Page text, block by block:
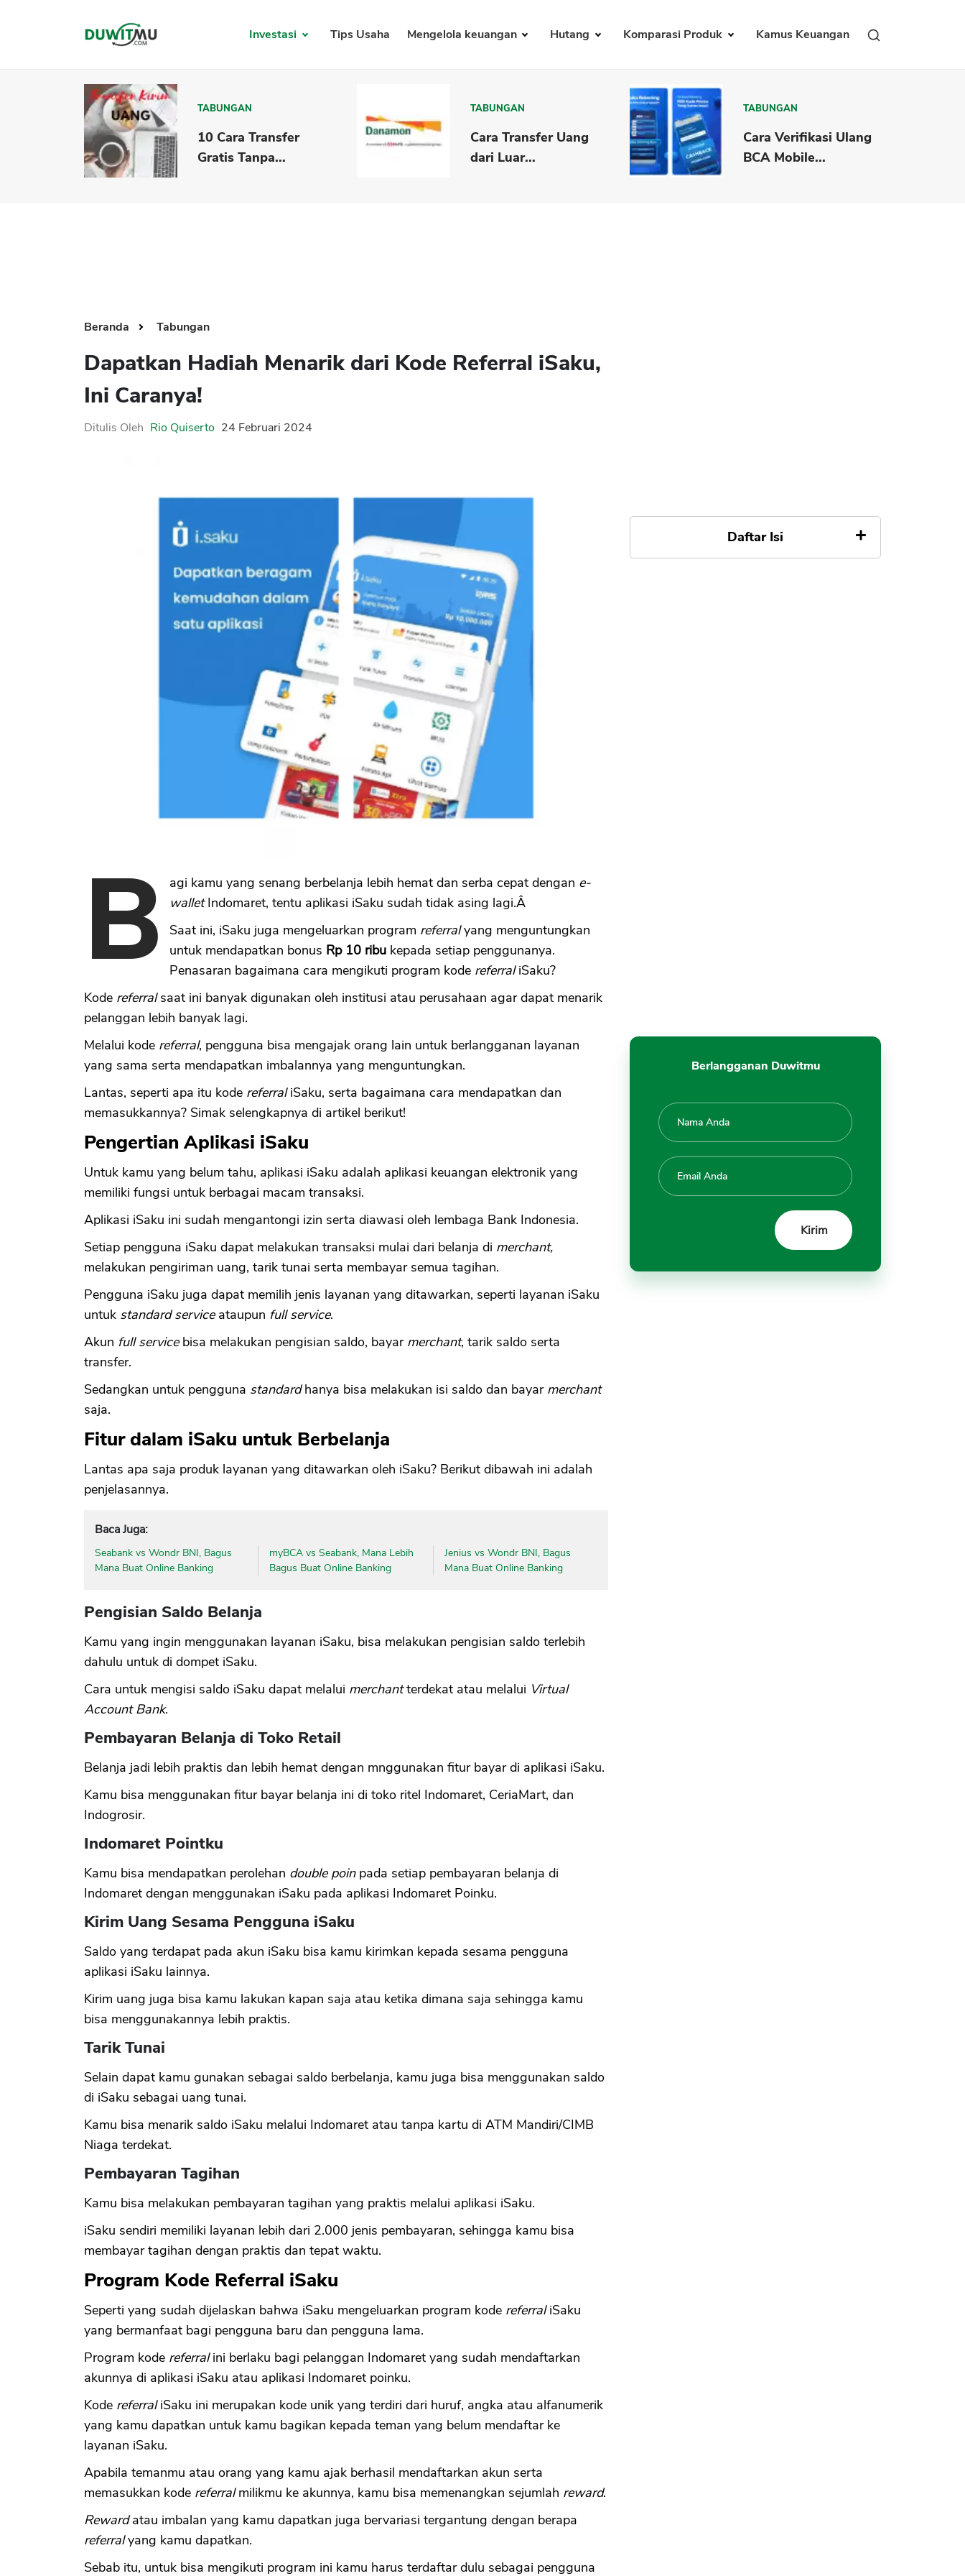
Investasi Tips Usaha Mengelola keuangan Hutang Komparasi Produk Kamus Keuangan
TABUNGAN
10 Cara Transfer
Gratis Tanpa...
TABUNGAN
Cara Transfer Uang
dari Luar...
TABUNGAN
Cara Verifikasi Ulang
BCA Mobile...
Beranda Tabungan
Dapatkan Hadiah Menarik dari Kode Referral iSaku,
Ini Caranya!
Ditulis Oleh Rio Quiserto 24 Februari 2024
B agi kamu yang senang berbelanja lebih hemat dan serba cepat dengan e-
walletIndomaret, tentu aplikasi iSaku sudah tidak asing lagi.Â
Saat ini, iSaku juga mengeluarkan program referralyang menguntungkan
untuk mendapatkan bonus Rp 10 ribu kepada setiap penggunanya.
Penasaran bagaimana cara mengikuti program kode referraliSaku?
Kode referralsaat ini banyak digunakan oleh institusi atau perusahaan agar dapat menarik
pelanggan lebih banyak lagi.
Melalui kode referral, pengguna bisa mengajak orang lain untuk berlangganan layanan
yang sama serta mendapatkan imbalannya yang menguntungkan.
Lantas, seperti apa itu kode referraliSaku, serta bagaimana cara mendapatkan dan
memasukkannya? Simak selengkapnya di artikel berikut!
Pengertian Aplikasi iSaku
Untuk kamu yang belum tahu, aplikasi iSaku adalah aplikasi keuangan elektronik yang
memiliki fungsi untuk berbagai macam transaksi.
Aplikasi iSaku ini sudah mengantongi izin serta diawasi oleh lembaga Bank Indonesia.
Setiap pengguna iSaku dapat melakukan transaksi mulai dari belanja di merchant,
melakukan pengiriman uang, tarik tunai serta membayar semua tagihan.
Pengguna iSaku juga dapat memilih jenis layanan yang ditawarkan, seperti layanan iSaku
untuk standard serviceataupun full service.
Akun full servicebisa melakukan pengisian saldo, bayar merchant, tarik saldo serta
transfer.
Sedangkan untuk pengguna standardhanya bisa melakukan isi saldo dan bayar merchant
saja.
Fitur dalam iSaku untuk Berbelanja
Lantas apa saja produk layanan yang ditawarkan oleh iSaku? Berikut dibawah ini adalah
penjelasannya.
Baca Juga:
Seabank vs Wondr BNI, Bagus
Mana Buat Online Banking
myBCA vs Seabank, Mana Lebih
Bagus Buat Online Banking
Jenius vs Wondr BNI, Bagus
Mana Buat Online Banking
Pengisian Saldo Belanja
Kamu yang ingin menggunakan layanan iSaku, bisa melakukan pengisian saldo terlebih
dahulu untuk di dompet iSaku.
Cara untuk mengisi saldo iSaku dapat melalui merchantterdekat atau melalui Virtual
Account Bank.
Pembayaran Belanja di Toko Retail
Belanja jadi lebih praktis dan lebih hemat dengan mnggunakan fitur bayar di aplikasi iSaku.
Kamu bisa menggunakan fitur bayar belanja ini di toko ritel Indomaret, CeriaMart, dan
Indogrosir.
Indomaret Pointku
Kamu bisa mendapatkan perolehan double poinpada setiap pembayaran belanja di
Indomaret dengan menggunakan iSaku pada aplikasi Indomaret Poinku.
Kirim Uang Sesama Pengguna iSaku
Saldo yang terdapat pada akun iSaku bisa kamu kirimkan kepada sesama pengguna
aplikasi iSaku lainnya.
Kirim uang juga bisa kamu lakukan kapan saja atau ketika dimana saja sehingga kamu
bisa menggunakannya lebih praktis.
Tarik Tunai
Selain dapat kamu gunakan sebagai saldo berbelanja, kamu juga bisa menggunakan saldo
di iSaku sebagai uang tunai.
Kamu bisa menarik saldo iSaku melalui Indomaret atau tanpa kartu di ATM Mandiri/CIMB
Niaga terdekat.
Pembayaran Tagihan
Kamu bisa melakukan pembayaran tagihan yang praktis melalui aplikasi iSaku.
iSaku sendiri memiliki layanan lebih dari 2.000 jenis pembayaran, sehingga kamu bisa
membayar tagihan dengan praktis dan tepat waktu.
Program Kode Referral iSaku
Seperti yang sudah dijelaskan bahwa iSaku mengeluarkan program kode referraliSaku
yang bermanfaat bagi pengguna baru dan pengguna lama.
Program kode referralini berlaku bagi pelanggan Indomaret yang sudah mendaftarkan
akunnya di aplikasi iSaku atau aplikasi Indomaret poinku.
Kode referraliSaku ini merupakan kode unik yang terdiri dari huruf, angka atau alfanumerik
yang kamu dapatkan untuk kamu bagikan kepada teman yang belum mendaftar ke
layanan iSaku.
Apabila temanmu atau orang yang kamu ajak berhasil mendaftarkan akun serta
memasukkan kode referralmilikmu ke akunnya, kamu bisa memenangkan sejumlah reward.
Rewardatau imbalan yang kamu dapatkan juga bervariasi tergantung dengan berapa
referralyang kamu dapatkan.
Sebab itu, untuk bisa mengikuti program ini kamu harus terdaftar dulu sebagai pengguna
Daftar Isi
Berlangganan Duwitmu
OK
CANCEL